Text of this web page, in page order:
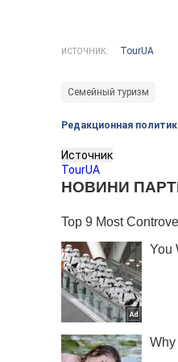
ИСТОЧНИК: TourUA
Семейный туризм
Редакционная
Источник
TourUA